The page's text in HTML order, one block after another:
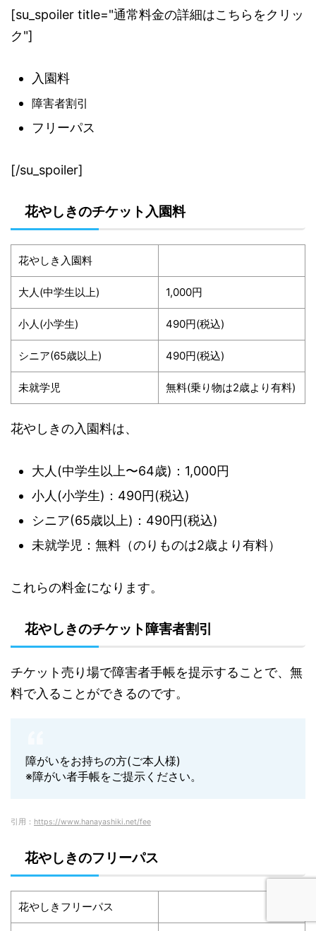
[su_spoiler title="通常料金の詳細はこちらをクリッ
ク"]
入園料
障害者割引
フリーパス
[/su_spoiler]
花やしきのチケット入園料
花やしき入園料
大人(中学生以上) 1,000円
小人(小学生) 490円(税込)
シニア(65歳以上) 490円(税込)
未就学児 無料(乗り物は2歳より有料)
花やしきの入園料は、
大人(中学生以上〜64歳)：1,000円
小人(小学生)：490円(税込)
シニア(65歳以上)：490円(税込)
未就学児：無料（のりものは2歳より有料）
これらの料金になります。
花やしきのチケット障害者割引
チケット売り場で障害者手帳を提示することで、無
料で入ることができるのです。
障がいをお持ちの方(ご本人様)
※障がい者手帳をご提示ください。
引用： https://www.hanayashiki.net/fee
花やしきのフリーパス
花やしきフリーパス